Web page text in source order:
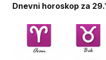
Dnevni horoskop za